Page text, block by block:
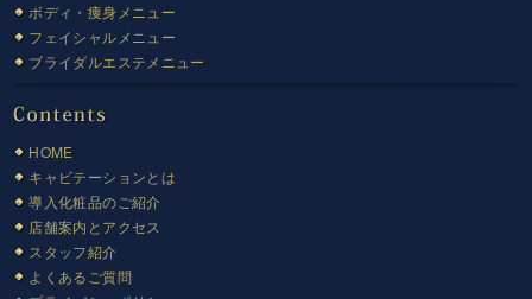
ボディ・痩身メニュー
フェイシャルメニュー
ブライダルエステメニュー
HOME
キャビテーションとは
導入化粧品のご紹介
店舗案内とアクセス
スタッフ紹介
よくあるご質問